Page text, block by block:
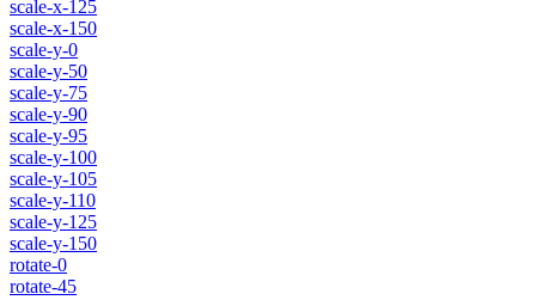
scale-x-125
scale-x-150
scale-y-0
scale-y-50
scale-y-75
scale-y-90
scale-y-95
scale-y-100
scale-y-105
scale-y-110
scale-y-125
scale-y-150
rotate-0
rotate-45